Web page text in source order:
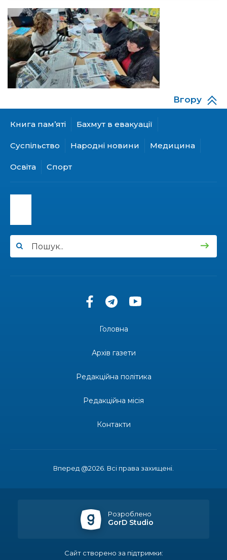
13:46
06 лип
Частині ВПО можуть призупинити виплати: що
варто зробити переселенцям
14:57
03 лип
Чудова вовняна акварель
У Дніпрі з нагоди утворення Донецької
області відбулася мистецька рефлексія
майбутнє»
20:48
Солдат Юрій Володимирович Капшук,
02 лип
12:00
11:34
Частина ВПО більше не отримає житловий
Бахмутська молодь досліджує Полтаву
Солдат Ігор Ігорович Кравець, позивний
держава досі провалює
Майстер-клас «Троянди» для юних бахмутян
Правило 60 днів: чи можуть ВПО скасувати
Морський пейзаж
Урочистості для школярів Бахмутської
Книга пам’яті Бахмут в евакуації
Суспільство Народні новини Медицина
Освіта Спорт
Вгору
Вперед @2026. Всі права захищені.
Головна
Архів газети
Редакційна політика
Редакційна місія
Контакти
Розроблено
GorD Studio
Сайт створено за підтримки: